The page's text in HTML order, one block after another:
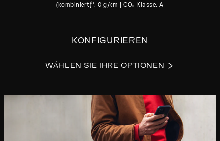
(kombiniert)5: 0 g/km | CO₂-Klasse: A
KONFIGURIEREN
WÄHLEN SIE IHRE OPTIONEN